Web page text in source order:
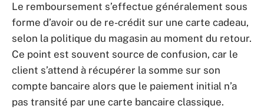
Le remboursement s’effectue généralement sous
forme d’avoir ou de re-crédit sur une carte cadeau,
selon la politique du magasin au moment du retour.
Ce point est souvent source de confusion, car le
client s’attend à récupérer la somme sur son
compte bancaire alors que le paiement initial n’a
pas transité par une carte bancaire classique.